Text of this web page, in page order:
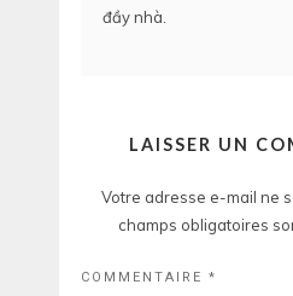
đầy nhà.
LAISSER UN
Votre adresse e-mail ne
champs obligatoires
COMMENTAIRE *